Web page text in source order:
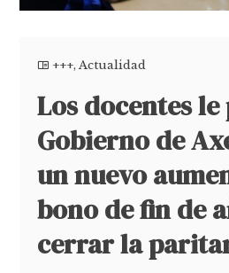
+++,Actualidad
Los docentes
Gobierno de
un nuevo
bono de fin de
cerrar la